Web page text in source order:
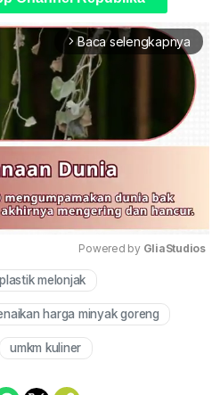
arrow_forward_ios Baca selengkapnya
Powered by GliaStudios
melonjak
harga minyak goreng
umkm kuliner